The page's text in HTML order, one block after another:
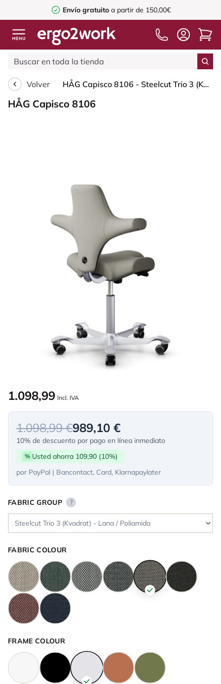
Envío gratuito a partir de 150,00€
Volver HÅG Capisco 8106 - Steelcut Trio 3 (Kvadrat) - Lana / Poliamida - STT253 - Beige-grey - Silver - 150mm (seat height 40–55cm) - Soft castors for hard floors
HÅG Capisco 8106
1.098,99 Incl. IVA
1.098,99 €989,10 €
10% de descuento por pago en línea inmediato
% Usted ahorra 109,90 (10%)
por PayPal | Bancontact, Card, Klarnapaylater
FABRIC GROUP ?
FABRIC COLOUR
FRAME COLOUR